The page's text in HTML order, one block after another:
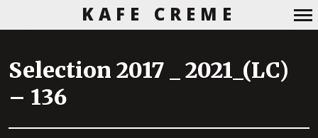
principale
KAFE CREME
Selection 2017 _ 2021_(LC)
– 136